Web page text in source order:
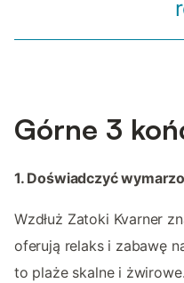
Górne 3
1. Doświadczyć
Wzdłuż Zatoki Kvarner
oferują relaks i zabawę
to plaże skalne i